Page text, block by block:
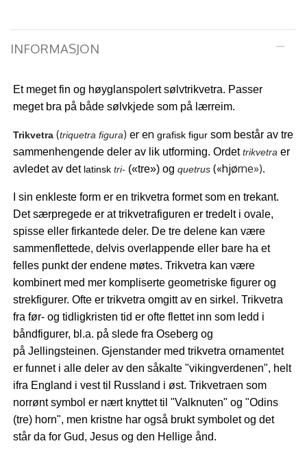
INFORMASJON
Et meget fin og høyglanspolert sølvtrikvetra. Passer
meget bra på både sølvkjede som på lærreim.
Trikvetra (triquetra figura) er en grafisk figur som består av tre
sammenhengende deler av lik utforming. Ordet trikvetra er
avledet av det latinsk tri- («tre») og quetrus («hjørne»).
I sin enkleste form er en trikvetra formet som en trekant.
Det særpregede er at trikvetrafiguren er tredelt i ovale,
spisse eller firkantede deler. De tre delene kan være
sammenflettede, delvis overlappende eller bare ha et
felles punkt der endene møtes. Trikvetra kan være
kombinert med mer kompliserte geometriske figurer og
strekfigurer. Ofte er trikvetra omgitt av en sirkel. Trikvetra
fra før- og tidligkristen tid er ofte flettet inn som ledd i
båndfigurer, bl.a. på slede fra Oseberg og
på Jellingsteinen. Gjenstander med trikvetra ornamentet
er funnet i alle deler av den såkalte "vikingverdenen", helt
ifra England i vest til Russland i øst. Trikvetraen som
norrønt symbol er nært knyttet til "Valknuten" og "Odins
(tre) horn", men kristne har også brukt symbolet og det
står da for Gud, Jesus og den Hellige ånd.